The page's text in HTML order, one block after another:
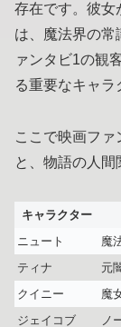
存在です。彼女
は、魔法界の常
ァンタビ1の観
る重要なキャラ
ここで映画ファ
と、物語の人間
キャラクター
ニュート
魔
ティナ
元
クイニー
魔
ジェイコブ
ノ